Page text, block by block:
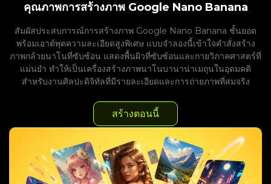
คุณภาพการสร้างภาพ Google Nano Banana
สัมผัสประสบการณ์การสร้างภาพ Google Nano Banana ชั้นยอด
พร้อมเอาต์พุตความละเอียดสูงพิเศษ แบบจำลองนี้เข้าใจคำสั่งสร้าง
ภาพกล้วยนาโนที่ซับซ้อน แสดงพื้นผิวที่ซับซ้อนและกายวิภาคศาสตร์ที่
แม่นยำ ทำให้เป็นเครื่องสร้างภาพนาโนบานาน่าเมถุนในอุดมคติ
สำหรับงานศิลปะดิจิทัลที่มีรายละเอียดและการถ่ายภาพที่สมจริง
สร้างตอนนี้